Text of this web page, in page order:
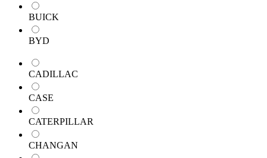
BUICK
BYD
CADILLAC
CASE
CATERPILLAR
CHANGAN